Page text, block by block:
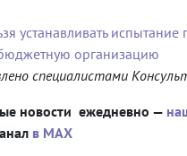
устанавливать
организацию
специалистами
новости ежедневно —
в МАХ